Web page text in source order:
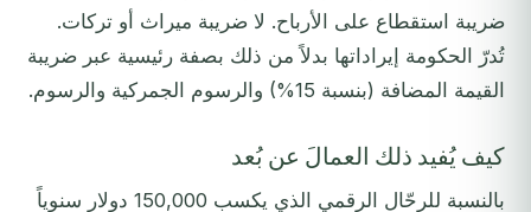
ضريبة استقطاع على الأرباح. لا ضريبة ميراث أو تركات.
تُدرّ الحكومة إيراداتها بدلاً من ذلك بصفة رئيسية عبر ضريبة
القيمة المضافة (بنسبة 15%) والرسوم الجمركية والرسوم.
كيف يُفيد ذلك العمالَ عن بُعد
بالنسبة للرحّال الرقمي الذي يكسب 150,000 دولار سنوياً